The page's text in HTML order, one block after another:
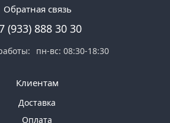
Обратная связь
(933) 888 30 30
пн-вс: 08:30-18:30
Клиентам
Доставка
Оплата